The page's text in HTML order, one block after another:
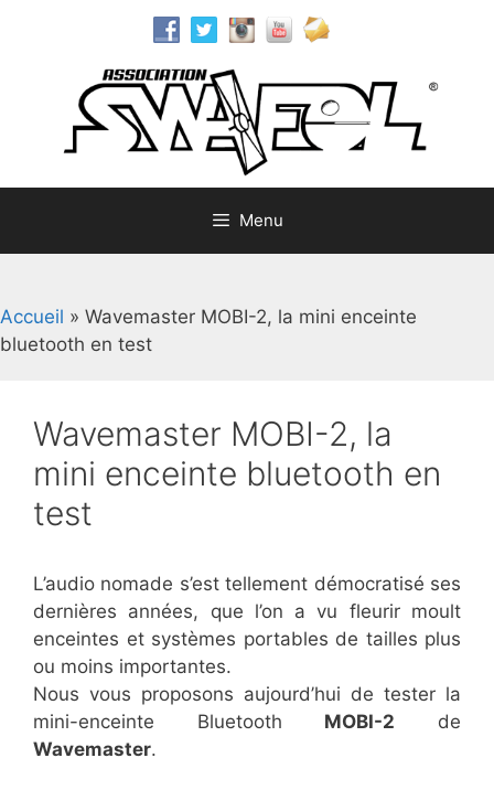
Menu
Accueil » Wavemaster MOBI-2, la mini enceinte
bluetooth en test
Wavemaster MOBI-2, la
mini enceinte bluetooth en
test
L’audio nomade s’est tellement démocratisé ses
dernières années, que l’on a vu fleurir moult
enceintes et systèmes portables de tailles plus
ou moins importantes.
Nous vous proposons aujourd’hui de tester la
mini-enceinte Bluetooth MOBI-2 de
Wavemaster.